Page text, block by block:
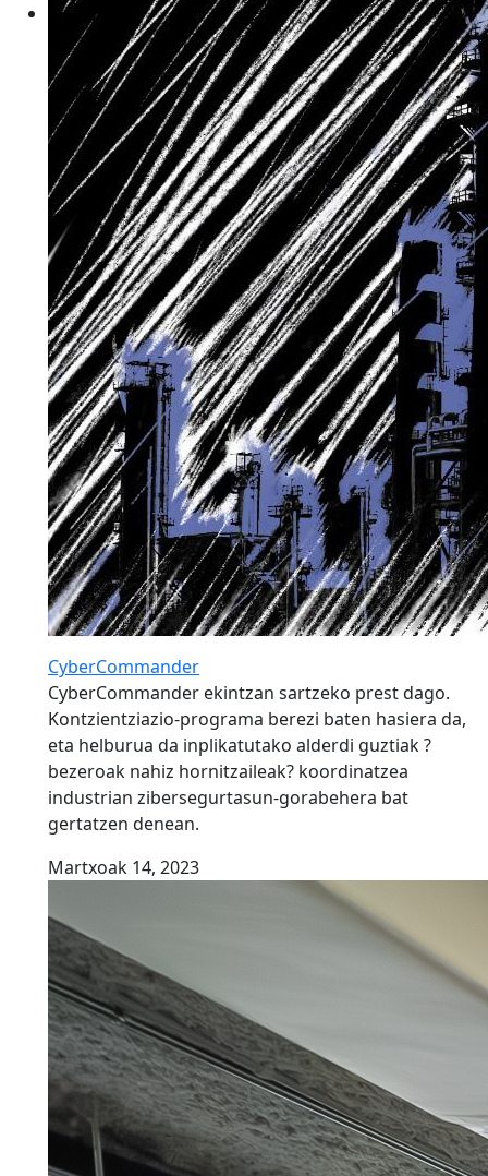
CyberCommander
CyberCommander ekintzan sartzeko prest dago.
Kontzientziazio-programa berezi baten hasiera da,
eta helburua da inplikatutako alderdi guztiak ?
bezeroak nahiz hornitzaileak? koordinatzea
industrian zibersegurtasun-gorabehera bat
gertatzen denean.
Martxoak 14, 2023